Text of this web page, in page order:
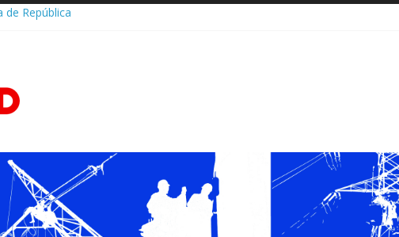
esfuerzos
queda entre
en la
abre su 15.ª
éxito en el
o se salta
cuándo puede